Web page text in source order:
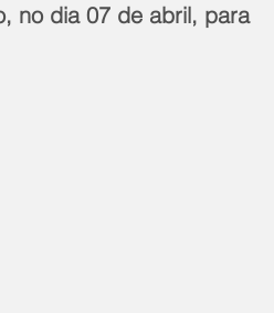
no dia 07 de abril, para